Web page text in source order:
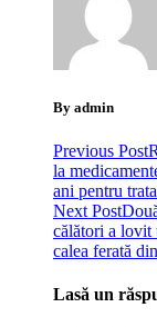
By admin
Previous Post
la
ani pentru
Next Post
călători a lovit
calea ferată
Lasă un